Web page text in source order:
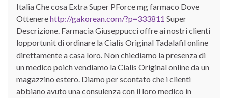
Italia Che cosa Extra Super PForce mg farmaco Dove
Ottenerehttp://gakorean.com/?p=333811 Super
Descrizione. Farmacia Giuseppucci offre ai nostri clienti
lopportunit di ordinare la Cialis Original Tadalafil online
direttamente a casa loro. Non chiediamo la presenza di
un medico poich vendiamo la Cialis Original online da un
magazzino estero. Diamo per scontato che i clienti
abbiano avuto una consulenza con il loro medico in